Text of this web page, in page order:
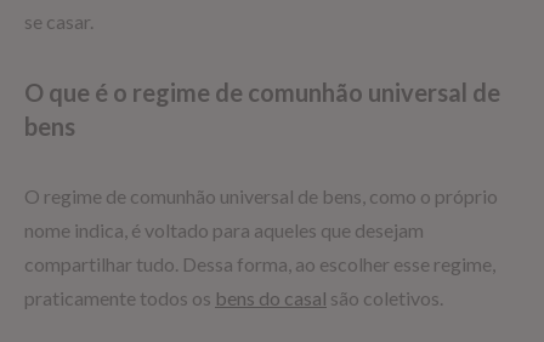
se casar.
O que é o regime de comunhão universal de
bens
O regime de comunhão universal de bens, como o próprio
nome indica, é voltado para aqueles que desejam
compartilhar tudo. Dessa forma, ao escolher esse regime,
praticamente todos os bens do casal são coletivos.